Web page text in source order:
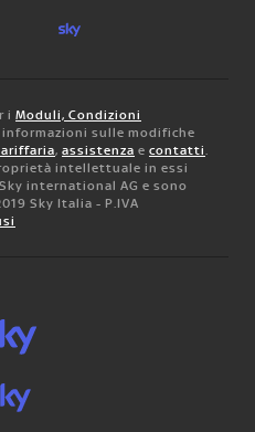
i Moduli, Condizioni
informazioni sulle modifiche
, assistenza e contatti.
intellettuale in essi
international AG e sono
Sky Italia - P.IVA